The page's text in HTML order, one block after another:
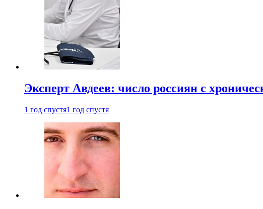
Эксперт Авдеев: число россиян с
1 год спустя1 год спустя